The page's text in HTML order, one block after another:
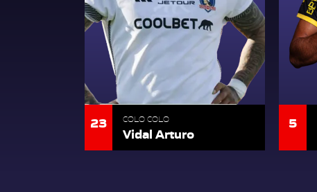
23 COLO COLO
Vidal Arturo
5